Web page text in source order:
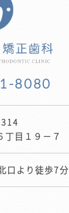
8080
丁目１９−７
口より徒歩7分